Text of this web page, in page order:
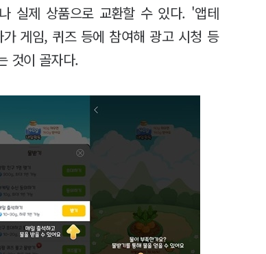
실제 상품으로 교환할 수 있다. '앱테
게임, 퀴즈 등에 참여해 광고 시청 등
것이 골자다.